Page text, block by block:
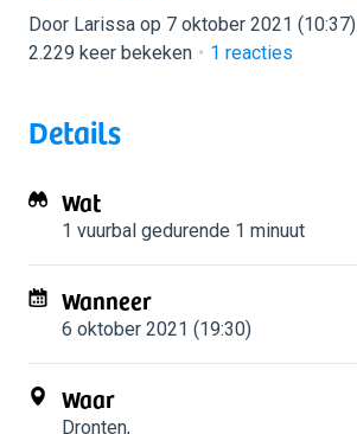
Door Larissa op 7 oktober 2021 (10:37)
2.229 keer bekeken
1 reacties
Details
Wat
1 vuurbal gedurende 1 minuut
Wanneer
6 oktober 2021 (19:30)
Waar
Dronten,